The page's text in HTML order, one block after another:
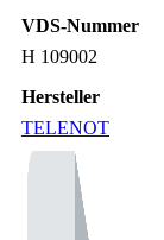
VDS-Nummer
H 109002
Hersteller
TELENOT